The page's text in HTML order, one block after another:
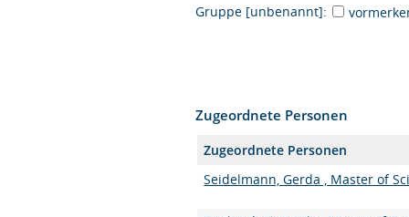
Gruppe [unbenannt]:
Zugeordnete Personen
Zugeordnete Personen
Seidelmann, Gerda , Master of